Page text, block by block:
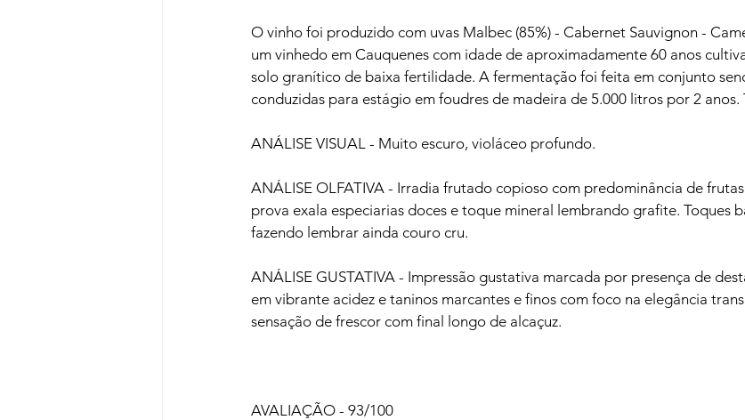
O vinho foi produzido com uvas Malbec (85%) - Cabernet Sauvignon -
um vinhedo em Cauquenes com idade de aproximadamente 60 anos
solo granítico de baixa fertilidade. A fermentação foi feita em conjunto
conduzidas para estágio em foudres de madeira de 5.000 litros por 2 anos.
ANÁLISE VISUAL - Muito escuro, violáceo profundo.
ANÁLISE OLFATIVA - Irradia frutado copioso com predominância de
prova exala especiarias doces e toque mineral lembrando grafite. Toques
fazendo lembrar ainda couro cru.
ANÁLISE GUSTATIVA - Impressão gustativa marcada por presença de
em vibrante acidez e taninos marcantes e finos com foco na elegância
sensação de frescor com final longo de alcaçuz.
AVALIAÇÃO - 93/100